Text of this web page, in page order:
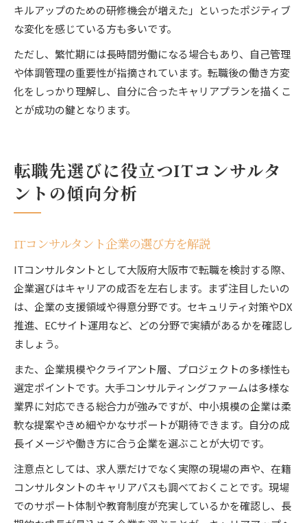
キルアップのための研修機会が増えた」といったポジティブ
な変化を感じている方も多いです。
ただし、繁忙期には長時間労働になる場合もあり、自己管理
や体調管理の重要性が指摘されています。転職後の働き方変
化をしっかり理解し、自分に合ったキャリアプランを描くこ
とが成功の鍵となります。
転職先選びに役立つITコンサルタ
ントの傾向分析
ITコンサルタント企業の選び方を解説
ITコンサルタントとして大阪府大阪市で転職を検討する際、
企業選びはキャリアの成否を左右します。まず注目したいの
は、企業の支援領域や得意分野です。セキュリティ対策やDX
推進、ECサイト運用など、どの分野で実績があるかを確認し
ましょう。
また、企業規模やクライアント層、プロジェクトの多様性も
選定ポイントです。大手コンサルティングファームは多様な
業界に対応できる総合力が強みですが、中小規模の企業は柔
軟な提案やきめ細やかなサポートが期待できます。自分の成
長イメージや働き方に合う企業を選ぶことが大切です。
注意点としては、求人票だけでなく実際の現場の声や、在籍
コンサルタントのキャリアパスも調べておくことです。現場
でのサポート体制や教育制度が充実しているかを確認し、長